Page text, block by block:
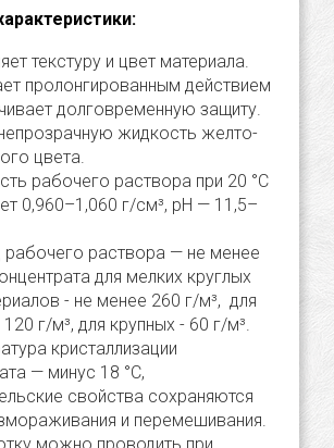
текстуру и цвет материала.
пролонгированным действием
долговременную защиту.
жидкость желто-
цвета.
рабочего раствора при 20 °C
0,960–1,060 г/см³, pH — 11,5–
рабочего раствора — не менее
для мелких круглых
- не менее 260 г/м³, для
г/м³, для крупных - 60 г/м³.
кристаллизации
— минус 18 °C,
свойства сохраняются
и перемешивания.